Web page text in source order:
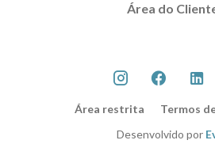
Área do
Área restrita
Termos
Desenvolvido por